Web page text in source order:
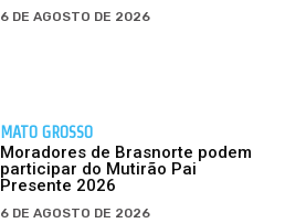
6 DE AGOSTO DE 2026
MATO GROSSO
Moradores de Brasnorte podem
participar do Mutirão Pai
Presente 2026
6 DE AGOSTO DE 2026